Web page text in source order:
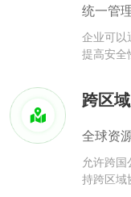
统一管
企业可以
提高安全
跨区
全球资
允许跨
持跨区域